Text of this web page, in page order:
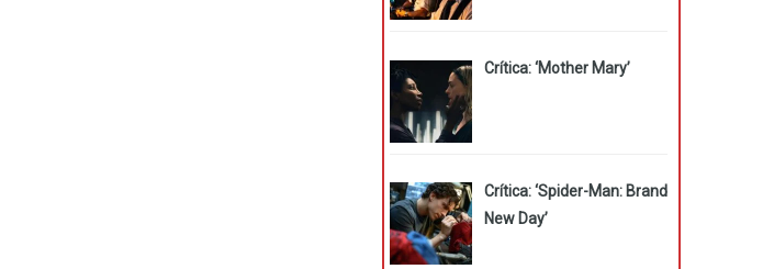
Crítica: ‘Mother Mary’
Crítica: ‘Spider-Man: Brand
New Day’